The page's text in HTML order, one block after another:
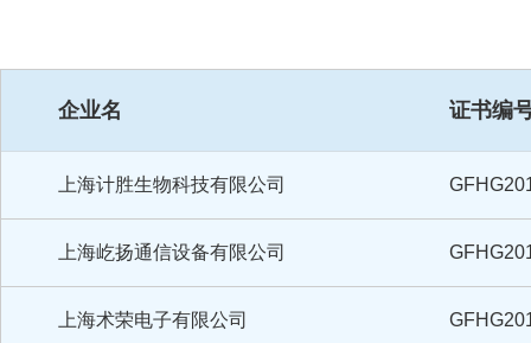
企业名 证书编
上海顿科衡器有限公司
上海计胜生物科技有限公司
上海屹扬通信设备有限公司
上海术荣电子有限公司